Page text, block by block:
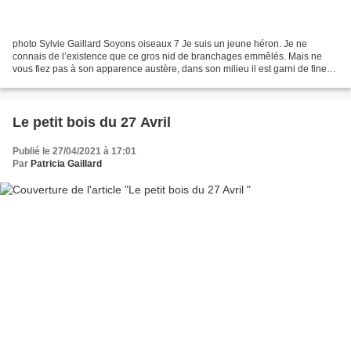
photo Sylvie Gaillard Soyons oiseaux 7 Je suis un jeune héron. Je ne
connais de l’existence que ce gros nid de branchages emmêlés. Mais ne
vous fiez pas à son apparence austère, dans son milieu il est garni de fines
Le petit bois du 27 Avril
Publié le 27/04/2021 à 17:01
Par Patricia Gaillard